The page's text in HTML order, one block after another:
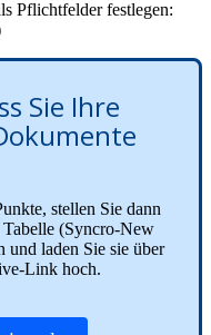
Pflichtfelder festlegen:
Sie Ihre
, stellen Sie dann
Tabelle (Syncro-New
und laden Sie sie über
-Link hoch.